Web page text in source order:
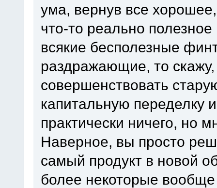
ума, вернув все
что-то реально
всякие бесполезные
раздражающие, то
совершенствовать
капитальную переделку
практически ничего, но
Наверное, вы просто
самый продукт в новой
более некоторые